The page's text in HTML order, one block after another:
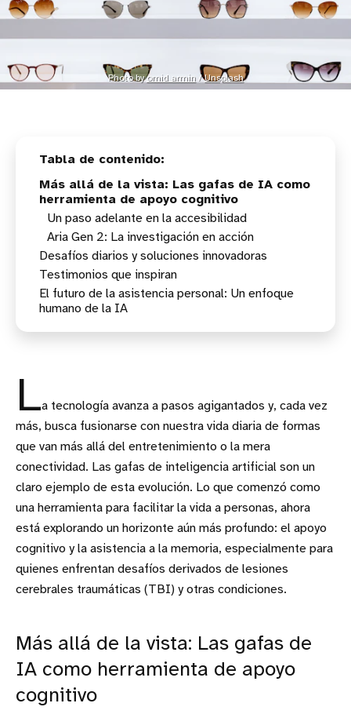
Photo by omid armin / Unsplash
Más allá de la vista: Las gafas de IA como
herramienta de apoyo cognitivo
Un paso adelante en la accesibilidad
Aria Gen 2: La investigación en acción
Desafíos diarios y soluciones innovadoras
Superando el olvido: Enfoque en las necesidades
reales
Testimonios que inspiran
Una memoria al alcance de la voz
Sentirse humano, sentirse incluido
El futuro de la asistencia personal: Un enfoque
humano de la IA
La tecnología avanza a pasos agigantados y, cada vez
más, busca fusionarse con nuestra vida diaria de formas
que van más allá del entretenimiento o la mera
conectividad. Las gafas de inteligencia artificial son un
claro ejemplo de esta evolución. Lo que comenzó como
una herramienta para facilitar la vida a personas, ahora
está explorando un horizonte aún más profundo: el apoyo
cognitivo y la asistencia a la memoria, especialmente para
quienes enfrentan desafíos derivados de lesiones
cerebrales traumáticas (TBI) y otras condiciones.
Más allá de la vista: Las gafas de
IA como herramienta de apoyo
cognitivo